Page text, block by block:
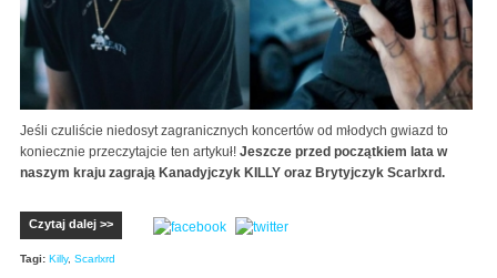
Jeśli czuliście niedosyt zagranicznych koncertów od młodych gwiazd to
koniecznie przeczytajcie ten artykuł! Jeszcze przed początkiem lata w
naszym kraju zagrają Kanadyjczyk KILLY oraz Brytyjczyk Scarlxrd.
Czytaj dalej >>
Tagi: Killy, Scarlxrd